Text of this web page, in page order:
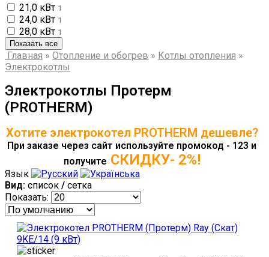
21,0 кВт 1
24,0 кВт 1
28,0 кВт 1
Показать все
Главная » Отопление и обогрев » Котлы отопления »
Электрокотлы
Электрокотлы Протерм
(PROTHERM)
Хотите электрокотел PROTHERM дешевле?
При заказе через сайт используйте промокод - 123 и
получите СКИДКУ- 2%!
Язык
Вид: список / сетка
Показать: